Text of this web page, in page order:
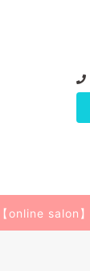
【online salon】